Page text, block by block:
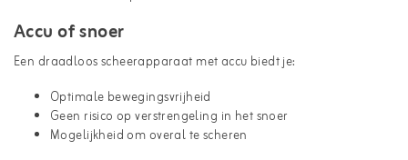
Accu of snoer
Een draadloos scheerapparaat met accu biedt je:
Optimale bewegingsvrijheid
Geen risico op verstrengeling in het snoer
Mogelijkheid om overal te scheren